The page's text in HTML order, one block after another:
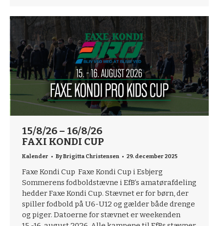
15/8/26 – 16/8/26
FAXI KONDI CUP
Kalender ByBrigitta Christensen 29. december 2025
Faxe Kondi Cup Faxe Kondi Cup i Esbjerg
Sommerens fodboldstævne i EfB’s amatørafdeling
hedder Faxe Kondi Cup. Stævnet er for børn, der
spiller fodbold på U6-U12 og gælder både drenge
og piger. Datoerne for stævnet er weekenden